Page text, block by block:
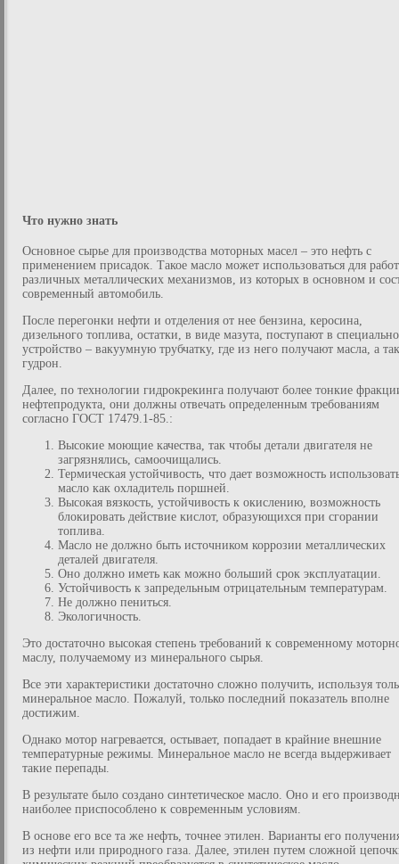
Что нужно знать
Основное сырье для производства моторных масел – это нефть с
применением присадок. Такое масло может использоваться для
различных металлических механизмов, из которых в основном и
современный автомобиль.
После перегонки нефти и отделения от нее бензина, керосина,
дизельного топлива, остатки, в виде мазута, поступают в
устройство – вакуумную трубчатку, где из него получают масла, а
гудрон.
Далее, по технологии гидрокрекинга получают более тонкие
нефтепродукта, они должны отвечать определенным требованиям
согласно ГОСТ 17479.1-85.:
Высокие моющие качества, так чтобы детали двигателя не
загрязнялись, самоочищались.
Термическая устойчивость, что дает возможность
масло как охладитель поршней.
Высокая вязкость, устойчивость к окислению, возможность
блокировать действие кислот, образующихся при сгорании
топлива.
Масло не должно быть источником коррозии металлических
деталей двигателя.
Оно должно иметь как можно больший срок эксплуатации.
Устойчивость к запредельным отрицательным температурам.
Не должно пениться.
Экологичность.
Это достаточно высокая степень требований к современному
маслу, получаемому из минерального сырья.
Все эти характеристики достаточно сложно получить, используя
минеральное масло. Пожалуй, только последний показатель вполне
достижим.
Однако мотор нагревается, остывает, попадает в крайние внешние
температурные режимы. Минеральное масло не всегда выдерживает
такие перепады.
В результате было создано синтетическое масло. Оно и его
наиболее приспособлено к современным условиям.
В основе его все та же нефть, точнее этилен. Варианты его
из нефти или природного газа. Далее, этилен путем сложной